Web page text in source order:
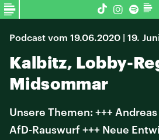
Podcast vom 19.06.2020 | 19.
Kalbitz, Lobby-
Midsommar
Unsere Themen: +++
AfD-Rauswurf +++ Neue